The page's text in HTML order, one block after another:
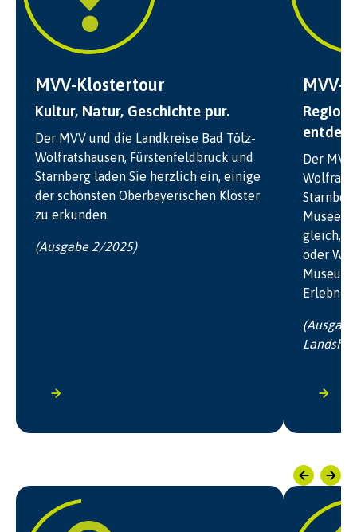
MVV-Klostertour
Kultur, Natur, Geschichte pur.
Der MVV und die Landkreise Bad Tölz-
Wolfratshausen, Fürstenfeldbruck und
Starnberg laden Sie herzlich ein, einige
der schönsten Oberbayerischen Klöster
zu erkunden.
(Ausgabe 2/2025)
MVV-
Der
Museen
gleich,
oder
Erlebnis.